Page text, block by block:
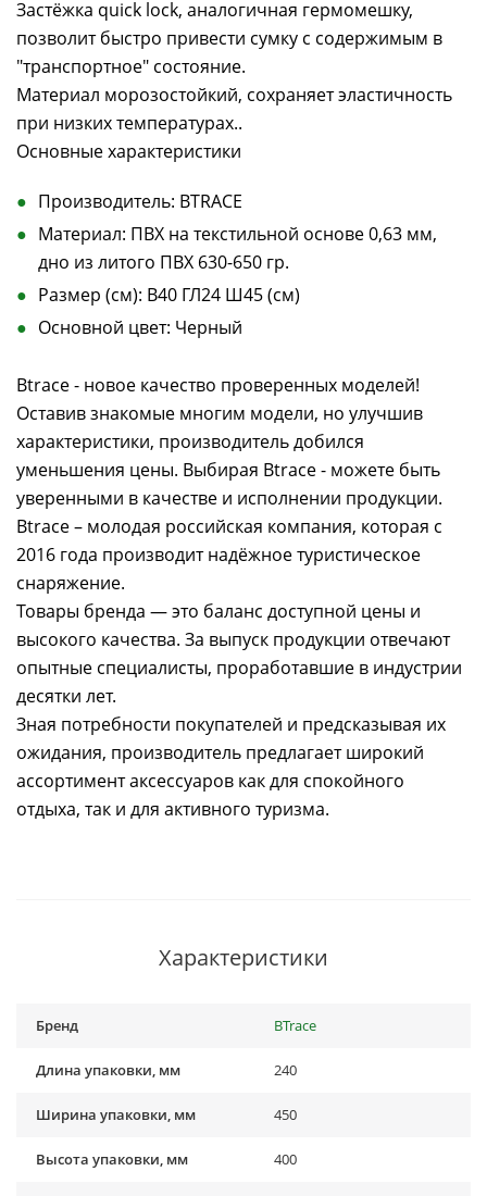
Застёжка quick lock, аналогичная гермомешку,
позволит быстро привести сумку с содержимым в
"транспортное" состояние.
Материал морозостойкий, сохраняет эластичность
при низких температурах..
Основные характеристики
Производитель: BTRACE
Материал: ПВХ на текстильной основе 0,63 мм,
дно из литого ПВХ 630-650 гр.
Размер (см): В40 ГЛ24 Ш45 (см)
Основной цвет: Черный
Btrace - новое качество проверенных моделей!
Оставив знакомые многим модели, но улучшив
характеристики, производитель добился
уменьшения цены. Выбирая Btrace - можете быть
уверенными в качестве и исполнении продукции.
Btrace – молодая российская компания, которая с
2016 года производит надёжное туристическое
снаряжение.
Товары бренда — это баланс доступной цены и
высокого качества. За выпуск продукции отвечают
опытные специалисты, проработавшие в индустрии
десятки лет.
Зная потребности покупателей и предсказывая их
ожидания, производитель предлагает широкий
ассортимент аксессуаров как для спокойного
отдыха, так и для активного туризма.
Характеристики
Бренд BTrace
Длина упаковки, мм 240
Ширина упаковки, мм 450
Высота упаковки, мм 400